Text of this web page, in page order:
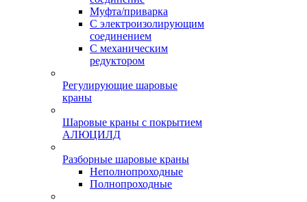
Муфта/приварка
С электроизолирующим
соединением
С механическим
редуктором
Регулирующие шаровые
краны
Шаровые краны с покрытием
АЛЮЦИЛД
Разборные шаровые краны
Неполнопроходные
Полнопроходные